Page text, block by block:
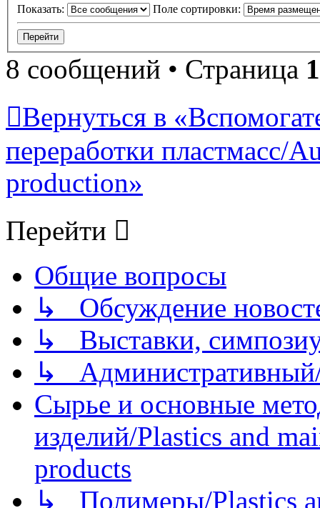
Показать: Поле сортировки:
8 сообщений • Страница 1
Вернуться в
переработки пластмасс/
production»
Перейти
Общие вопросы
↳ Обсуждение
↳ Выставки,
↳
Сырье и основные
изделий/Plastics and
products
↳ Полимеры/Plastics